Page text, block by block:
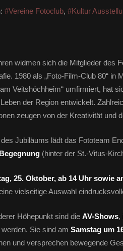
#Vereine Fotoclub, #Kultur
widmen sich die Mitglieder des
1980 als „Foto-Film-Club 80“ in
Veitshöchheim“ umfirmiert, hat
der Region entwickelt.
zeugen von der Kreativität und
Jubiläums lädt das Fototeam
(hinter der St.-Vitus-
25. Oktober, ab 14 Uhr sowie
vielseitige Auswahl
Höhepunkt sind die AV-Shows,
Sie sind am Samstag um
und versprechen bewegende